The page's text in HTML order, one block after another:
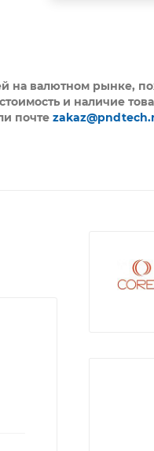
на валютном рынке,
и наличие
почте